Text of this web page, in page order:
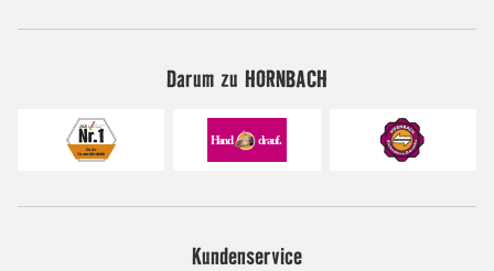
Darum zu HORNBACH
Kundenservice